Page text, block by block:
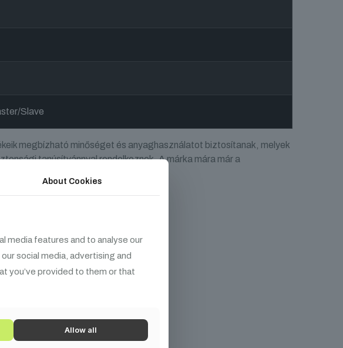
Slave
megbízható minőséget és anyaghasználatot biztosítanak, melyek
tanúsítvánnyal rendelkeznek. A márka mára már a
About Cookies
media features and to analyse our
social media, advertising and
you’ve provided to them or that
Allow all